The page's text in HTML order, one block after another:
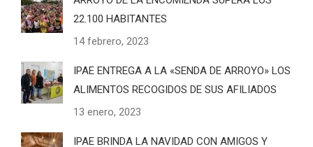
22.100 HABITANTES
14 febrero, 2023
IPAE ENTREGA A LA «SENDA DE ARROYO» LOS
ALIMENTOS RECOGIDOS DE SUS AFILIADOS
13 enero, 2023
IPAE BRINDA LA NAVIDAD CON AMIGOS Y